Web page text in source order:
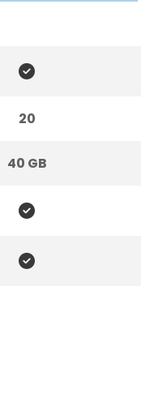

20
40 GB

